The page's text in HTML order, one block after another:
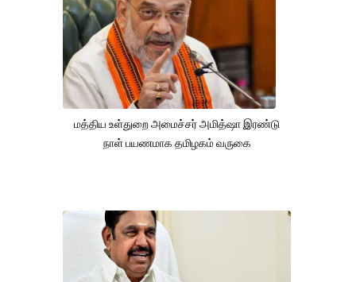
மத்திய உள்துறை அமைச்சர் அமித்ஷா இரண்டு
நாள் பயணமாக தமிழகம் வருகை